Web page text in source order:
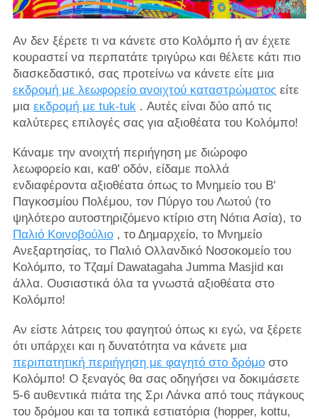
Αν δεν ξέρετε τι να κάνετε στο Κολόμπο ή αν έχετε
κουραστεί να περπατάτε τριγύρω και θέλετε κάτι πιο
διασκεδαστικό, σας προτείνω να κάνετε είτε μια
εκδρομή με λεωφορείο ανοιχτού καταστρώματος είτε
μια εκδρομή με tuk-tuk . Αυτές είναι δύο από τις
καλύτερες επιλογές σας για αξιοθέατα του Κολόμπο!
Κάναμε την ανοιχτή περιήγηση με διώροφο
λεωφορείο και, καθ' οδόν, είδαμε πολλά
ενδιαφέροντα αξιοθέατα όπως το Μνημείο του Β'
Παγκοσμίου Πολέμου, τον Πύργο του Λωτού (το
ψηλότερο αυτοστηριζόμενο κτίριο στη Νότια Ασία), το
Παλιό Κοινοβούλιο, το Δημαρχείο, το Μνημείο
Ανεξαρτησίας, το Παλιό Ολλανδικό Νοσοκομείο του
Κολόμπο, το Τζαμί Dawatagaha Jumma Masjid και
άλλα. Ουσιαστικά όλα τα γνωστά αξιοθέατα στο
Κολόμπο!
Αν είστε λάτρεις του φαγητού όπως κι εγώ, να ξέρετε
ότι υπάρχει και η δυνατότητα να κάνετε μια
περιπατητική περιήγηση με φαγητό στο δρόμοστο
Κολόμπο! Ο ξεναγός θα σας οδηγήσει να δοκιμάσετε
5-6 αυθεντικά πιάτα της Σρι Λάνκα από τους πάγκους
του δρόμου και τα τοπικά εστιατόρια (hopper, kottu,